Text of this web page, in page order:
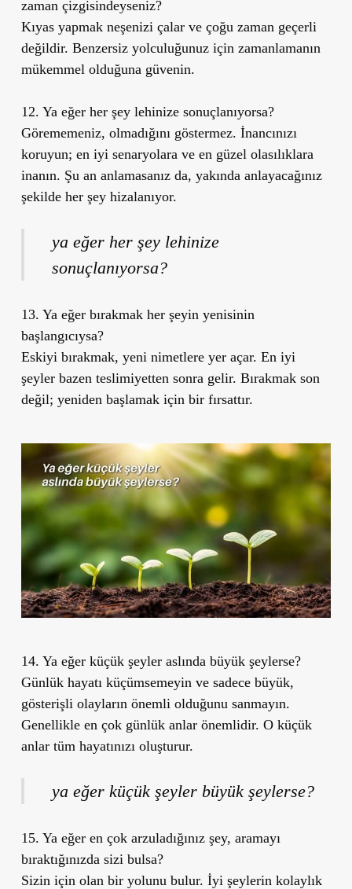
zaman çizgisindeyseniz?
Kıyas yapmak neşenizi çalar ve çoğu zaman geçerli
değildir. Benzersiz yolculuğunuz için zamanlamanın
mükemmel olduğuna güvenin.
12. Ya eğer her şey lehinize sonuçlanıyorsa?
Görememeniz, olmadığını göstermez. İnancınızı
koruyun; en iyi senaryolara ve en güzel olasılıklara
inanın. Şu an anlamasanız da, yakında anlayacağınız
şekilde her şey hizalanıyor.
ya eğer her şey lehinize
sonuçlanıyorsa?
13. Ya eğer bırakmak her şeyin yenisinin
başlangıcıysa?
Eskiyi bırakmak, yeni nimetlere yer açar. En iyi
şeyler bazen teslimiyetten sonra gelir. Bırakmak son
değil; yeniden başlamak için bir fırsattır.
14. Ya eğer küçük şeyler aslında büyük şeylerse?
Günlük hayatı küçümsemeyin ve sadece büyük,
gösterişli olayların önemli olduğunu sanmayın.
Genellikle en çok günlük anlar önemlidir. O küçük
anlar tüm hayatınızı oluşturur.
ya eğer küçük şeyler büyük şeylerse?
15. Ya eğer en çok arzuladığınız şey, aramayı
bıraktığınızda sizi bulsa?
Sizin için olan bir yolunu bulur. İyi şeylerin kolaylık